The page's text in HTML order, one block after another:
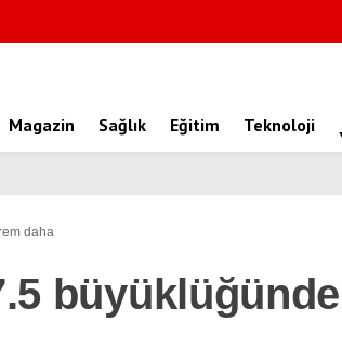
Magazin Sağlık Eğitim Teknoloji
daha
büyüklüğünde